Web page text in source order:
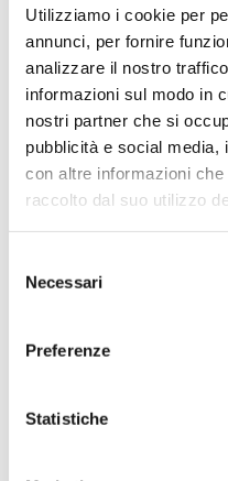
Utilizziamo i cookie per
annunci, per fornire
analizzare il nostro
informazioni sul modo in
nostri partner che si
pubblicità e social media,
con altre informazioni
raccolto dal suo utilizzo
delNecessari
Preferenze
Statistiche
all’interno del
inserite lo spiedo
Fate cuocere per
sino a quando la
Ogni tanto
evitare che il porcetto
posatelo su un letto
aromatizzarsi con il